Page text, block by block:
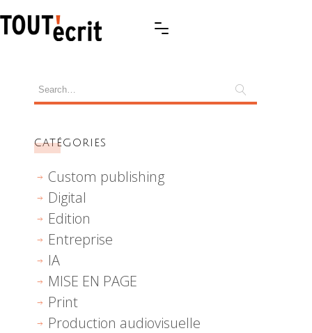
CATÉGORIES
Custom publishing
Digital
Edition
Entreprise
IA
MISE EN PAGE
Print
Production audiovisuelle